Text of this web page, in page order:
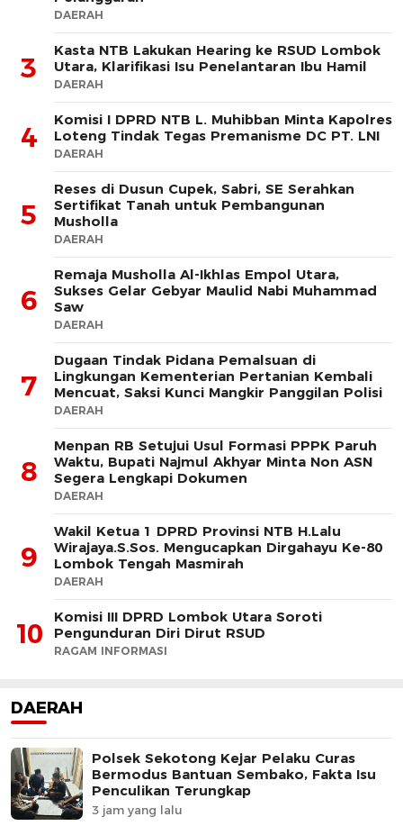
DAERAH
3
Kasta NTB Lakukan Hearing ke RSUD Lombok
Utara, Klarifikasi Isu Penelantaran Ibu Hamil
DAERAH
4
Komisi I DPRD NTB L. Muhibban Minta Kapolres
Loteng Tindak Tegas Premanisme DC PT. LNI
DAERAH
5
Reses di Dusun Cupek, Sabri, SE Serahkan
Sertifikat Tanah untuk Pembangunan
Musholla
DAERAH
6
Remaja Musholla Al-Ikhlas Empol Utara,
Sukses Gelar Gebyar Maulid Nabi Muhammad
Saw
DAERAH
7
Dugaan Tindak Pidana Pemalsuan di
Lingkungan Kementerian Pertanian Kembali
Mencuat, Saksi Kunci Mangkir Panggilan Polisi
DAERAH
8
Menpan RB Setujui Usul Formasi PPPK Paruh
Waktu, Bupati Najmul Akhyar Minta Non ASN
Segera Lengkapi Dokumen
DAERAH
9
Wakil Ketua 1 DPRD Provinsi NTB H.Lalu
Wirajaya.S.Sos. Mengucapkan Dirgahayu Ke-80
Lombok Tengah Masmirah
DAERAH
10
Komisi III DPRD Lombok Utara Soroti
Pengunduran Diri Dirut RSUD
RAGAM INFORMASI
DAERAH
Polsek Sekotong Kejar Pelaku Curas
Bermodus Bantuan Sembako, Fakta Isu
Penculikan Terungkap
3 jam yang lalu